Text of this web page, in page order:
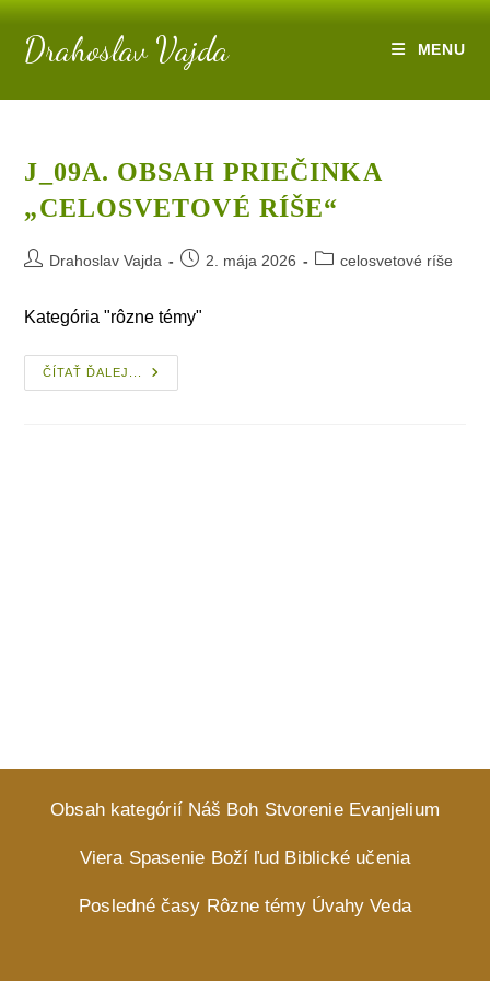
contentDrahoslav Vajda MENU
J_09A. OBSAH PRIEČINKA
„CELOSVETOVÉ RÍŠE“
PostDrahoslav Vajda
Post2. mája 2026
Postcelosvetové ríše
Kategória "rôzne témy"
ČÍTAŤ ĎALEJ...
J_09a.
Obsah
Obsah kategórií Náš Boh Stvorenie Evanjelium
Viera Spasenie Boží ľud Biblické učenia
Posledné časy Rôzne témy Úvahy Veda